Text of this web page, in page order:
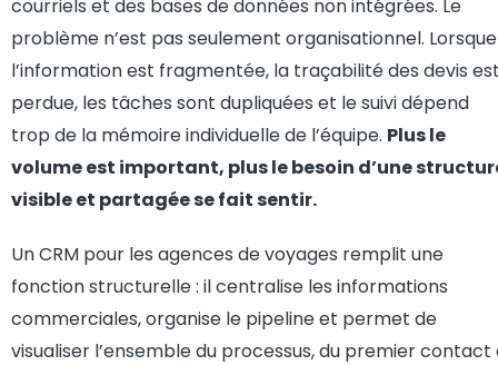
courriels et des bases de données non intégrées. Le
problème n’est pas seulement organisationnel. Lorsque
l’information est fragmentée, la traçabilité des devis
perdue, les tâches sont dupliquées et le suivi dépend
trop de la mémoire individuelle de l’équipe. Plus le
volume est important, plus le besoin d’une
visible et partagée se fait sentir.
Un CRM pour les agences de voyages remplit une
fonction structurelle : il centralise les informations
commerciales, organise le pipeline et permet de
visualiser l’ensemble du processus, du premier contact